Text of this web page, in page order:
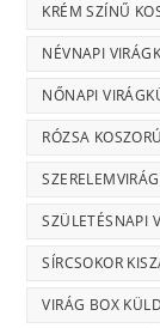
KRÉM SZÍNŰ
NÉVNAPI
NŐNAPI
RÓZSA KOSZORÚ
SZERELEMVIRÁG
SZÜLETÉSNAPI
SÍRCSOKOR
VIRÁG BOX